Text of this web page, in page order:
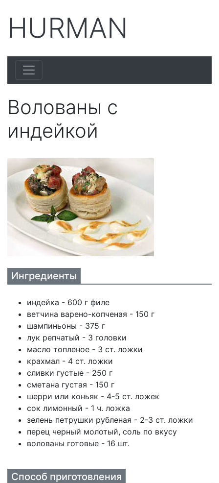
HURMAN
Волованы с
индейкой
Ингредиенты
индейка - 600 г филе
ветчина варено-копченая - 150 г
шампиньоны - 375 г
лук репчатый - 3 головки
масло топленое - 3 ст. ложки
крахмал - 4 ст. ложки
сливки густые - 250 г
сметана густая - 150 г
шерри или коньяк - 4-5 ст. ложек
сок лимонный - 1 ч. ложка
зелень петрушки рубленая - 2-3 ст. ложки
перец черный молотый, соль по вкусу
волованы готовые - 16 шт.
Способ приготовления